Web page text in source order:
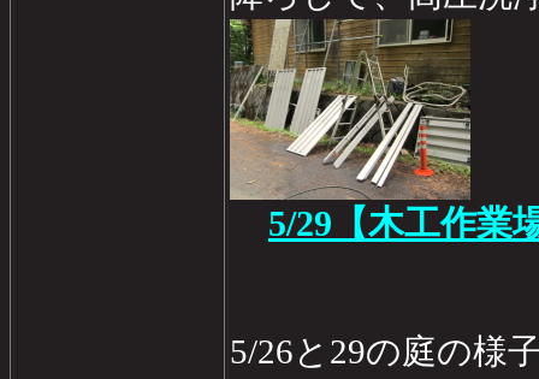
5/29【木工作業
5/26と29の庭の様